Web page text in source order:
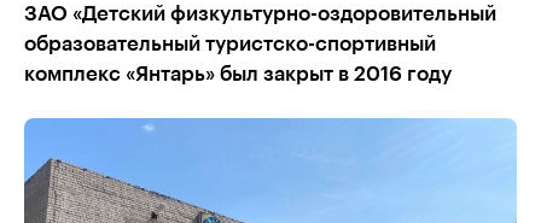
ЗАО «Детский физкультурно-оздоровительный
образовательный туристско-спортивный
комплекс «Янтарь» был закрыт в 2016 году